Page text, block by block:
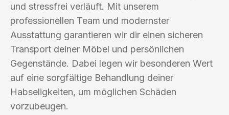
und stressfrei verläuft. Mit unserem
professionellen Team und modernster
Ausstattung garantieren wir dir einen sicheren
Transport deiner Möbel und persönlichen
Gegenstände. Dabei legen wir besonderen Wert
auf eine sorgfältige Behandlung deiner
Habseligkeiten, um möglichen Schäden
vorzubeugen.